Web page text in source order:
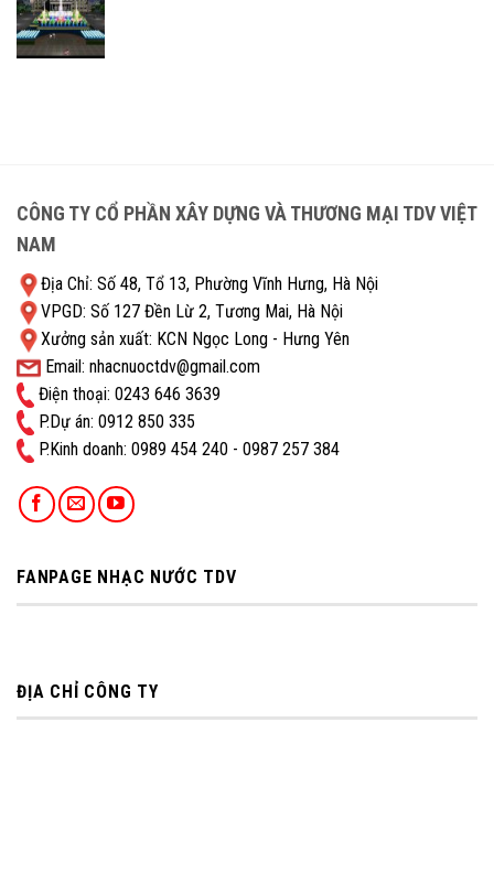
CÔNG TY CỔ PHẦN XÂY DỰNG VÀ THƯƠNG MẠI TDV VIỆT
NAM
Địa Chỉ: Số 48, Tổ 13, Phường Vĩnh Hưng, Hà Nội
VPGD: Số 127 Đền Lừ 2, Tương Mai, Hà Nội
Xưởng sản xuất: KCN Ngọc Long - Hưng Yên
Email: nhacnuoctdv@gmail.com
Điện thoại: 0243 646 3639
P.Dự án: 0912 850 335
P.Kinh doanh: ‭0989 454 240 - 0987 257 384
FANPAGE NHẠC NƯỚC TDV
ĐỊA CHỈ CÔNG TY